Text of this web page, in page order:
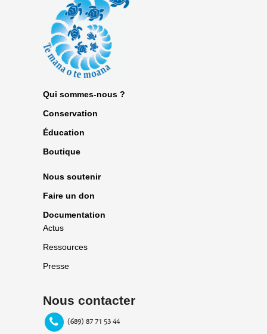
Qui sommes-nous ?
Conservation
Éducation
Boutique
Nous soutenir
Faire un don
Documentation
Actus
Ressources
Presse
Nous contacter
(689) 87 71 53 44